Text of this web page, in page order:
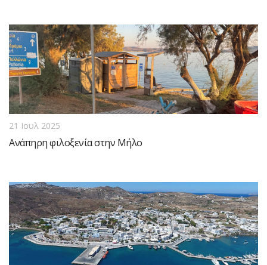
21 Ιουλ 2025
Ανάπηρη φιλοξενία στην Μήλο